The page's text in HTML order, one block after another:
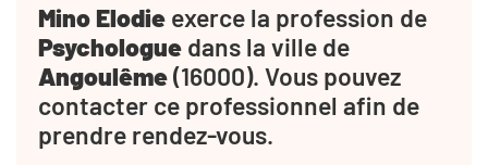
Mino Elodie exerce la profession de
Psychologue dans la ville de
Angoulême(16000). Vous pouvez
contacter ce professionnel afin de
prendre rendez-vous.